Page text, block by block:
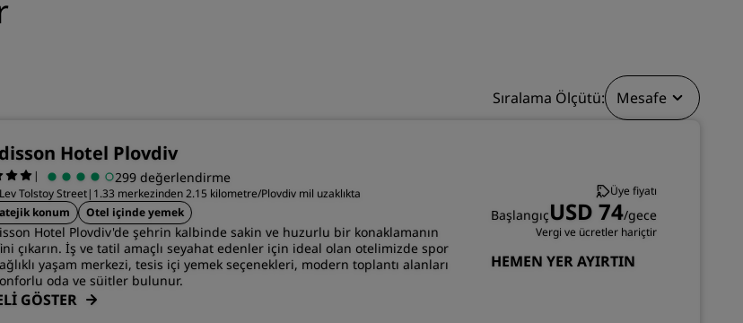
Sıralama Ölçütü: Mesafe
Hotel Plovdiv
| 299 değerlendirme
Tolstoy Street| 1.33 merkezinden 2.15 kilometre/Plovdiv mil uzaklıkta
konum
Otel içinde yemek
Hotel Plovdiv'de şehrin kalbinde sakin ve huzurlu bir konaklamanın
çıkarın. İş ve tatil amaçlı seyahat edenler için ideal olan otelimizde spor
yaşam merkezi, tesis içi yemek seçenekleri, modern toplantı alanları
oda ve süitler bulunur.
GÖSTER
Üye fiyatı
BaşlangıçUSD 74/gece
Vergi ve ücretler hariçtir
HEMEN YER AYIRTIN